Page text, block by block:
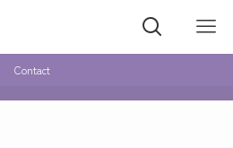
Contact